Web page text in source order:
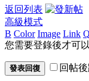
返回列表
高級模式
B Color Image Link
您需要登錄後才可
發表回復 回帖